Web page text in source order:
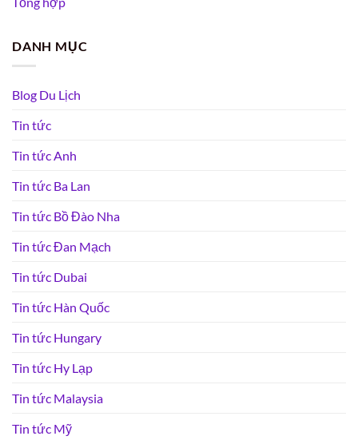
DANH MỤC
Blog Du Lịch
Tin tức
Tin tức Anh
Tin tức Ba Lan
Tin tức Bồ Đào Nha
Tin tức Đan Mạch
Tin tức Dubai
Tin tức Hàn Quốc
Tin tức Hungary
Tin tức Hy Lạp
Tin tức Malaysia
Tin tức Mỹ